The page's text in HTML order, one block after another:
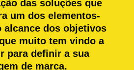
das soluções que
um dos elementos-
alcance dos objetivos
muito tem vindo a
para definir a sua
de marca.